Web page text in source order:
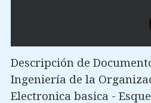
Descripción de
Ingeniería de la
Electronica basica -